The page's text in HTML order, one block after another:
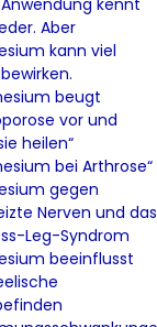
Aber
kann viel
beugt
vor und
heilen“
bei Arthrose“
gegen
Nerven und das
Leg-Syndrom
beeinflusst